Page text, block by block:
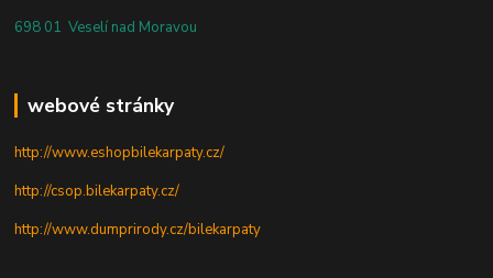
698 01 Veselí nad Moravou
webové stránky
http://www.eshopbilekarpaty.cz/
http://csop.bilekarpaty.cz/
http://www.dumprirody.cz/bilekarpaty